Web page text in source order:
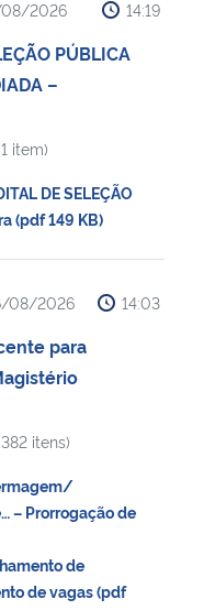
2026 14:19
PÚBLICA
–
item)
DE SELEÇÃO
(pdf 149 KB)
08/2026 14:03
para
itens)
– Prorrogação de
de
de vagas (pdf